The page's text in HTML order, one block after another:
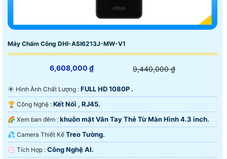
Máy Chấm Công DHI-ASI6213J-MW-V1
6,608,000 ₫ 9,440,000 ₫
☀️ Hình Ành Chất Lượng : FULL HD 1080P .
🏆 Công Nghệ : Kết Nối , RJ45.
🌈 Xem ban đêm : khuôn mặt Vân Tay Thẻ Từ Màn Hình 4.3 inch.
💦 Camera Thiết Kế Treo Tường.
️💮 Tích Hợp : Công Nghệ AI.